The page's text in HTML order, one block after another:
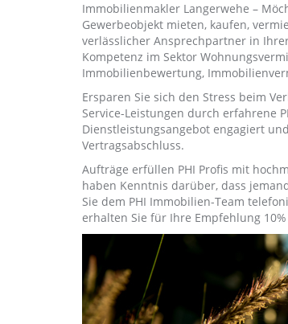
Immobilienmakler Langerwehe –
Gewerbeobjekt mieten, kaufen,
verlässlicher Ansprechpartner in
Kompetenz im Sektor
Immobilienbewertung,
Ersparen Sie sich den Stress beim
Service-Leistungen durch erfahrene
Dienstleistungsangebot engagiert
Vertragsabschluss.
Aufträge erfüllen PHI Profis mit
haben Kenntnis darüber, dass
Sie dem PHI Immobilien-Team
erhalten Sie für Ihre Empfehlung